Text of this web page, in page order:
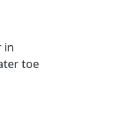
in
toe